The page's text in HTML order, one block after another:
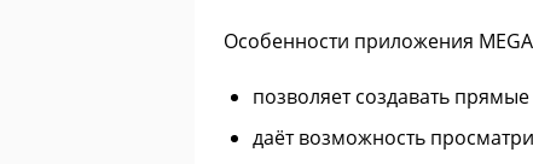
Особенности приложения
позволяет создавать
даёт возможность